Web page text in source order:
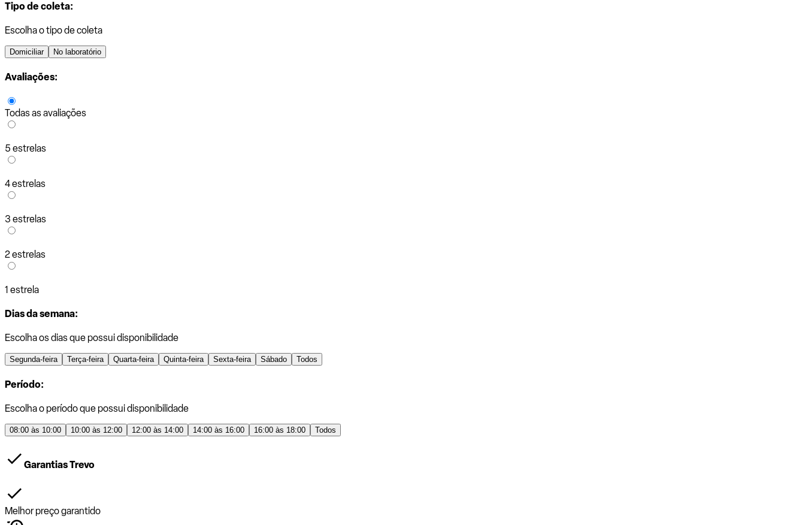
Tipo de coleta:
Escolha o tipo de coleta
Domiciliar No laboratório
Avaliações:
Todas as avaliações
5 estrelas
4 estrelas
3 estrelas
2 estrelas
1 estrela
Dias da semana:
Escolha os dias que possui disponibilidade
Segunda-feira Terça-feira Quarta-feira Quinta-feira Sexta-feira Sábado Todos
Período:
Escolha o período que possui disponibilidade
08:00 às 10:00 10:00 às 12:00 12:00 às 14:00 14:00 às 16:00 16:00 às 18:00 Todos
Garantias Trevo
Melhor preço garantido